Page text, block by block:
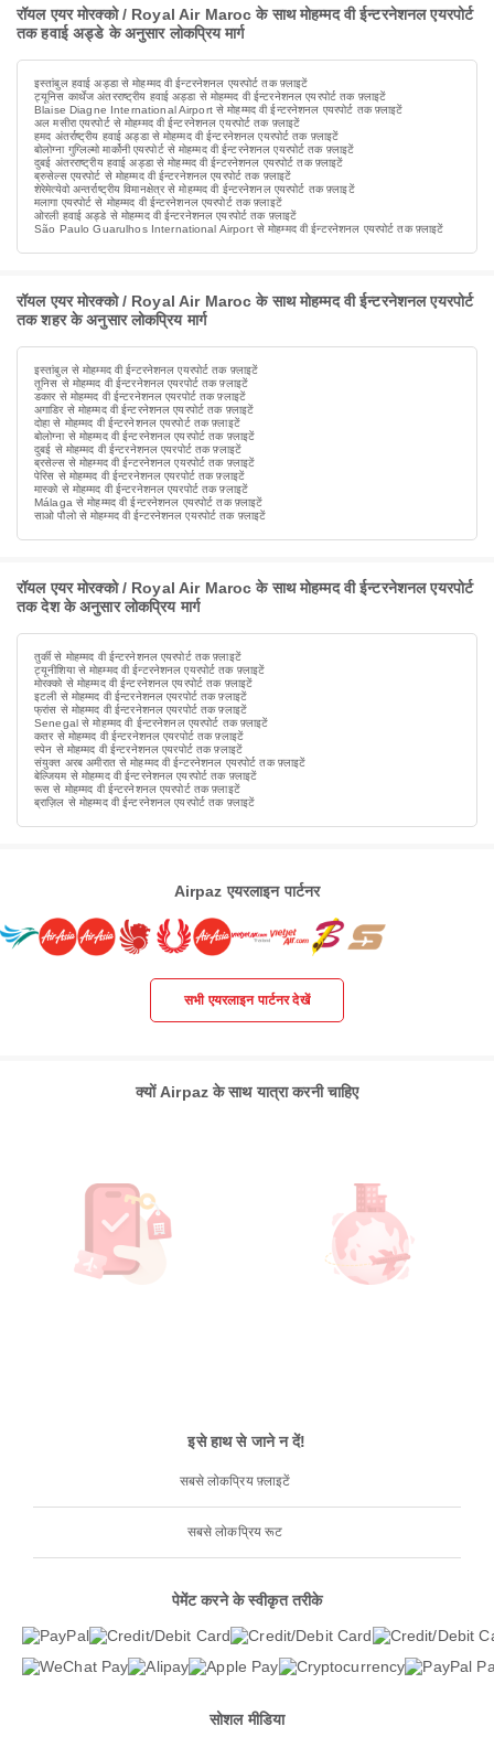
रॉयल एयर मोरक्को / Royal Air Maroc के साथ मोहम्मद वी ईन्टरनेशनल एयरपोर्ट
तक हवाई अड्डे के अनुसार लोकप्रिय मार्ग
इस्तांबुल हवाई अड्डा से मोहम्मद वी ईन्टरनेशनल एयरपोर्ट तक फ़्लाइटें
ट्यूनिस कार्थेज अंतरराष्ट्रीय हवाई अड्डा से मोहम्मद वी ईन्टरनेशनल एयरपोर्ट तक फ़्लाइटें
Blaise Diagne International Airport से मोहम्मद वी ईन्टरनेशनल एयरपोर्ट तक फ़्लाइटें
अल मसीरा एयरपोर्ट से मोहम्मद वी ईन्टरनेशनल एयरपोर्ट तक फ़्लाइटें
हमद अंतर्राष्ट्रीय हवाई अड्डा से मोहम्मद वी ईन्टरनेशनल एयरपोर्ट तक फ़्लाइटें
बोलोग्ना गुग्लिल्मो मार्कोनी एयरपोर्ट से मोहम्मद वी ईन्टरनेशनल एयरपोर्ट तक फ़्लाइटें
दुबई अंतरराष्ट्रीय हवाई अड्डा से मोहम्मद वी ईन्टरनेशनल एयरपोर्ट तक फ़्लाइटें
ब्रुसेल्स एयरपोर्ट से मोहम्मद वी ईन्टरनेशनल एयरपोर्ट तक फ़्लाइटें
शेरेमेत्येवो अन्तर्राष्ट्रीय विमानक्षेत्र से मोहम्मद वी ईन्टरनेशनल एयरपोर्ट तक फ़्लाइटें
मलागा एयरपोर्ट से मोहम्मद वी ईन्टरनेशनल एयरपोर्ट तक फ़्लाइटें
ओरली हवाई अड्डे से मोहम्मद वी ईन्टरनेशनल एयरपोर्ट तक फ़्लाइटें
São Paulo Guarulhos International Airport से मोहम्मद वी ईन्टरनेशनल एयरपोर्ट तक फ़्लाइटें
रॉयल एयर मोरक्को / Royal Air Maroc के साथ मोहम्मद वी ईन्टरनेशनल एयरपोर्ट
तक शहर के अनुसार लोकप्रिय मार्ग
इस्तांबुल से मोहम्मद वी ईन्टरनेशनल एयरपोर्ट तक फ़्लाइटें
तूनिस से मोहम्मद वी ईन्टरनेशनल एयरपोर्ट तक फ़्लाइटें
डकार से मोहम्मद वी ईन्टरनेशनल एयरपोर्ट तक फ़्लाइटें
अगाडिर से मोहम्मद वी ईन्टरनेशनल एयरपोर्ट तक फ़्लाइटें
दोहा से मोहम्मद वी ईन्टरनेशनल एयरपोर्ट तक फ़्लाइटें
बोलोग्ना से मोहम्मद वी ईन्टरनेशनल एयरपोर्ट तक फ़्लाइटें
दुबई से मोहम्मद वी ईन्टरनेशनल एयरपोर्ट तक फ़्लाइटें
ब्रसेल्स से मोहम्मद वी ईन्टरनेशनल एयरपोर्ट तक फ़्लाइटें
पेरिस से मोहम्मद वी ईन्टरनेशनल एयरपोर्ट तक फ़्लाइटें
मास्को से मोहम्मद वी ईन्टरनेशनल एयरपोर्ट तक फ़्लाइटें
Málaga से मोहम्मद वी ईन्टरनेशनल एयरपोर्ट तक फ़्लाइटें
साओ पौलो से मोहम्मद वी ईन्टरनेशनल एयरपोर्ट तक फ़्लाइटें
रॉयल एयर मोरक्को / Royal Air Maroc के साथ मोहम्मद वी ईन्टरनेशनल एयरपोर्ट
तक देश के अनुसार लोकप्रिय मार्ग
तुर्की से मोहम्मद वी ईन्टरनेशनल एयरपोर्ट तक फ़्लाइटें
ट्यूनीशिया से मोहम्मद वी ईन्टरनेशनल एयरपोर्ट तक फ़्लाइटें
मोरक्को से मोहम्मद वी ईन्टरनेशनल एयरपोर्ट तक फ़्लाइटें
इटली से मोहम्मद वी ईन्टरनेशनल एयरपोर्ट तक फ़्लाइटें
फ्रांस से मोहम्मद वी ईन्टरनेशनल एयरपोर्ट तक फ़्लाइटें
Senegal से मोहम्मद वी ईन्टरनेशनल एयरपोर्ट तक फ़्लाइटें
कतर से मोहम्मद वी ईन्टरनेशनल एयरपोर्ट तक फ़्लाइटें
स्पेन से मोहम्मद वी ईन्टरनेशनल एयरपोर्ट तक फ़्लाइटें
संयुक्त अरब अमीरात से मोहम्मद वी ईन्टरनेशनल एयरपोर्ट तक फ़्लाइटें
बेल्जियम से मोहम्मद वी ईन्टरनेशनल एयरपोर्ट तक फ़्लाइटें
रूस से मोहम्मद वी ईन्टरनेशनल एयरपोर्ट तक फ़्लाइटें
ब्राज़िल से मोहम्मद वी ईन्टरनेशनल एयरपोर्ट तक फ़्लाइटें
Airpaz एयरलाइन पार्टनर
सभी एयरलाइन पार्टनर देखें
क्यों Airpaz के साथ यात्रा करनी चाहिए
इसे हाथ से जाने न दें!
सबसे लोकप्रिय फ़्लाइटें
सबसे लोकप्रिय रूट
पेमेंट करने के स्वीकृत तरीके
सोशल मीडिया